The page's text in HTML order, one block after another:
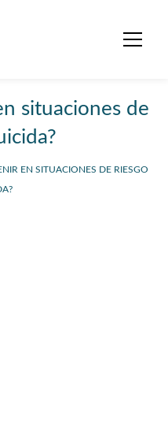
situaciones de
EN SITUACIONES DE RIESGO